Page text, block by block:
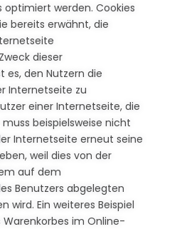
optimiert werden. Cookies
bereits erwähnt, die
dieser
es, den Nutzern die
Internetseite zu
einer Internetseite, die
beispielsweise nicht
Internetseite erneut seine
weil dies von der
auf dem
Benutzers abgelegten
wird. Ein weiteres Beispiel
Warenkorbes im Online-